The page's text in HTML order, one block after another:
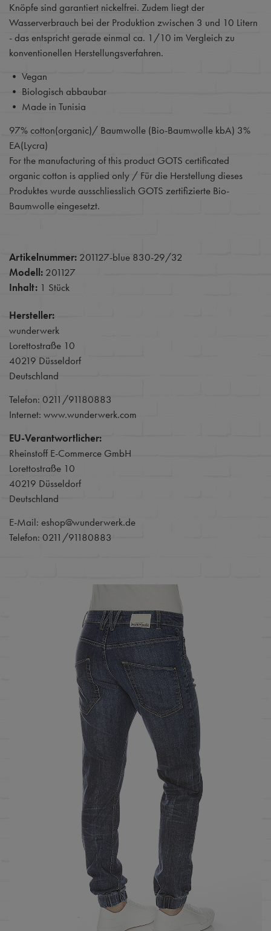
Knöpfe sind garantiert nickelfrei. Zudem liegt der
Wasserverbrauch bei der Produktion zwischen 3 und 10 Litern
- das entspricht gerade einmal ca. 1/10 im Vergleich zu
konventionellen Herstellungsverfahren.
• Vegan
• Biologisch abbaubar
• Made in Tunisia
97% cotton(organic)/ Baumwolle (Bio-Baumwolle kbA) 3%
EA(Lycra)
For the manufacturing of this product GOTS certificated
organic cotton is applied only / Für die Herstellung dieses
Produktes wurde ausschliesslich GOTS zertifizierte Bio-
Baumwolle eingesetzt.
Artikelnummer: 201127-blue 830-29/32
Modell: 201127
Inhalt: 1 Stück
Hersteller:
wunderwerk
Lorettostraße 10
40219 Düsseldorf
Deutschland
Telefon: 0211/91180883
Internet: www.wunderwerk.com
EU-Verantwortlicher:
Rheinstoff E-Commerce GmbH
Lorettostraße 10
40219 Düsseldorf
Deutschland
E-Mail: eshop@wunderwerk.de
Telefon: 0211/91180883